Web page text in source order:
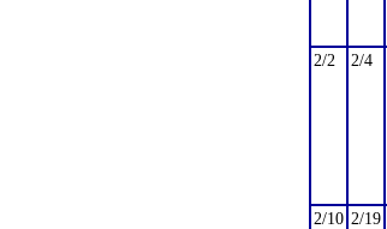
2/2 2/4
2/10 2/19